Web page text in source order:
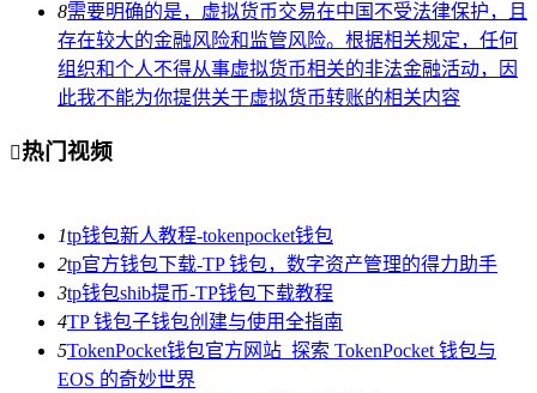
8需要明确的是，虚拟货币交易在中国不受法律保护，且
存在较大的金融风险和监管风险。根据相关规定，任何
组织和个人不得从事虚拟货币相关的非法金融活动，因
此我不能为你提供关于虚拟货币转账的相关内容
热门视频
1tp钱包新人教程-tokenpocket钱包
2tp官方钱包下载-TP 钱包，数字资产管理的得力助手
3tp钱包shib提币-TP钱包下载教程
4TP 钱包子钱包创建与使用全指南
5TokenPocket钱包官方网站_探索 TokenPocket 钱包与
EOS 的奇妙世界